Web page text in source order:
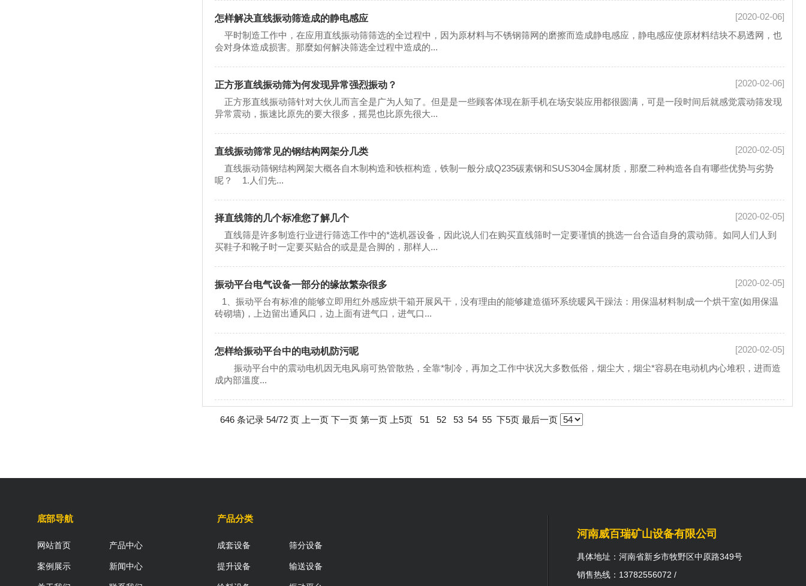
[2020-02-06]
怎样解决直线振动筛造成的静电感应
平时制造工作中，在应用直线振动筛筛选的全过程中，因为原材料与不锈钢筛网的磨擦而造成静电感应，静电感应使原材料结块不易透网，也
会对身体造成损害。那麼如何解决筛选全过程中造成的...
[2020-02-06]
正方形直线振动筛为何发现异常强烈振动？
正方形直线振动筛针对大伙儿而言全是广为人知了。但是是一些顾客体现在新手机在场安裝应用都很圆满，可是一段时间后就感觉震动筛发现
异常震动，振速比原先的要大很多，摇晃也比原先很大...
[2020-02-05]
直线振动筛常见的钢结构网架分几类
直线振动筛钢结构网架大概各自木制构造和铁框构造，铁制一般分成Q235碳素钢和SUS304金属材质，那麼二种构造各自有哪些优势与劣势
呢？ 1.人们先...
[2020-02-05]
择直线筛的几个标准您了解几个
直线筛是许多制造行业进行筛选工作中的*选机器设备，因此说人们在购买直线筛时一定要谨慎的挑选一台合适自身的震动筛。如同人们人到
买鞋子和靴子时一定要买贴合的或是是合脚的，那样人...
[2020-02-05]
振动平台电气设备一部分的缘故繁杂很多
1、振动平台有标准的能够立即用红外感应烘干箱开展风干，没有理由的能够建造循环系统暖风干躁法：用保温材料制成一个烘干室(如用保温
砖砌墙)，上边留出通风口，边上面有进气口，进气口...
[2020-02-05]
怎样给振动平台中的电动机防污呢
振动平台中的震动电机因无电风扇可热管散热，全靠*制冷，再加之工作中状况大多数低俗，烟尘大，烟尘*容易在电动机内心堆积，进而造
成內部溫度...
646 条记录 54/72 页 上一页 下一页 第一页 上5页 51 52 53 54 55 下5页 最后一页
底部导航
网站首页 产品中心
案例展示 新闻中心
产品分类
成套设备 筛分设备
提升设备 输送设备
河南威百瑞矿山设备有限公司
具体地址：河南省新乡市牧野区中原路349号
销售热线：13782556072 /